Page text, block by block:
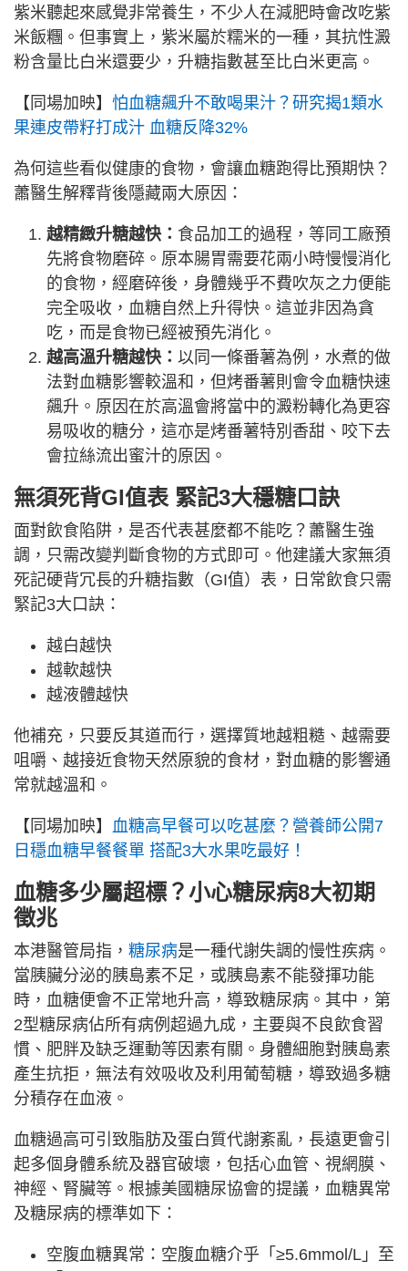
紫米聽起來感覺非常養生，不少人在減肥時會改吃紫
米飯糰。但事實上，紫米屬於糯米的一種，其抗性澱
粉含量比白米還要少，升糖指數甚至比白米更高。
【同場加映】 怕血糖飆升不敢喝果汁？研究揭1類水
果連皮帶籽打成汁 血糖反降32%
為何這些看似健康的食物，會讓血糖跑得比預期快？
蕭醫生解釋背後隱藏兩大原因：
越精緻升糖越快： 食品加工的過程，等同工廠預
先將食物磨碎。原本腸胃需要花兩小時慢慢消化
的食物，經磨碎後，身體幾乎不費吹灰之力便能
完全吸收，血糖自然上升得快。這並非因為貪
吃，而是食物已經被預先消化。
越高溫升糖越快： 以同一條番薯為例，水煮的做
法對血糖影響較溫和，但烤番薯則會令血糖快速
飆升。原因在於高溫會將當中的澱粉轉化為更容
易吸收的糖分，這亦是烤番薯特別香甜、咬下去
會拉絲流出蜜汁的原因。
無須死背GI值表 緊記3大穩糖口訣
面對飲食陷阱，是否代表甚麼都不能吃？蕭醫生強
調，只需改變判斷食物的方式即可。他建議大家無須
死記硬背冗長的升糖指數（GI值）表，日常飲食只需
緊記3大口訣：
越白越快
越軟越快
越液體越快
他補充，只要反其道而行，選擇質地越粗糙、越需要
咀嚼、越接近食物天然原貌的食材，對血糖的影響通
常就越溫和。
【同場加映】 血糖高早餐可以吃甚麼？營養師公開7
日穩血糖早餐餐單 搭配3大水果吃最好！
血糖多少屬超標？小心糖尿病8大初期
徵兆
本港醫管局指， 糖尿病是一種代謝失調的慢性疾病。
當胰臟分泌的胰島素不足，或胰島素不能發揮功能
時，血糖便會不正常地升高，導致糖尿病。其中，第
2型糖尿病佔所有病例超過九成，主要與不良飲食習
慣、肥胖及缺乏運動等因素有關。身體細胞對胰島素
產生抗拒，無法有效吸收及利用葡萄糖，導致過多糖
分積存在血液。
血糖過高可引致脂肪及蛋白質代謝紊亂，長遠更會引
起多個身體系統及器官破壞，包括心血管、視網膜、
神經、腎臟等。根據美國糖尿協會的提議，血糖異常
及糖尿病的標準如下：
空腹血糖異常：空腹血糖介乎「≥5.6mmol/L」至